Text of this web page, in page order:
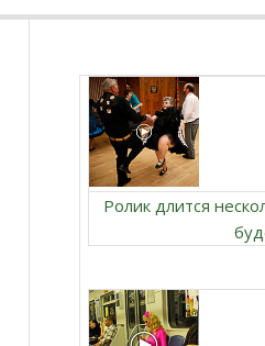
Ролик длится